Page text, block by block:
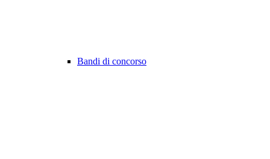
Bandi di concorso